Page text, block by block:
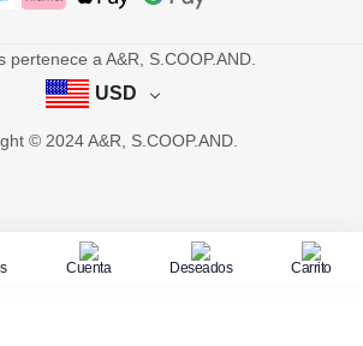
pertenece a A&R, S.COOP.AND.
USD
© 2024 A&R, S.COOP.AND.
Cuenta Deseados Carrito